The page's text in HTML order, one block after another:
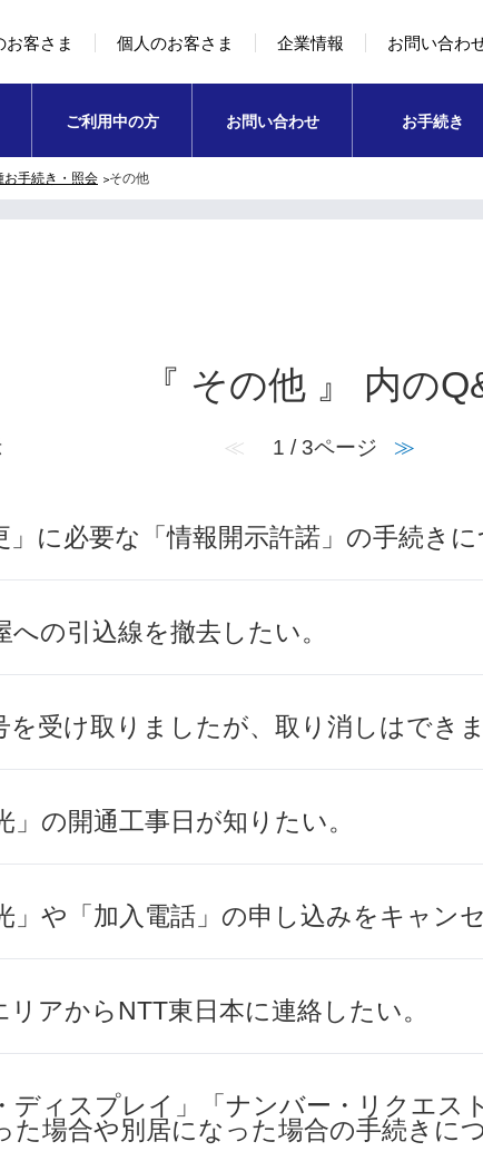
コンテンツのリンクナビゲーション
お客さま 個人のお客さま 企業情報 お問い合わ
ご利用中の方 お問い合わせ お手続き
お手続き・照会 その他
『 その他 』 内の
≪ 1 / 3ページ ≫
」に必要な「情報開示許諾」の手続き
への引込線を撤去したい。
を受け取りましたが、取り消しはできま
」の開通工事日が知りたい。
」や「加入電話」の申し込みをキャン
リアからNTT東日本に連絡したい。
ディスプレイ」「ナンバー・リクエス
た場合や別居になった場合の手続きに